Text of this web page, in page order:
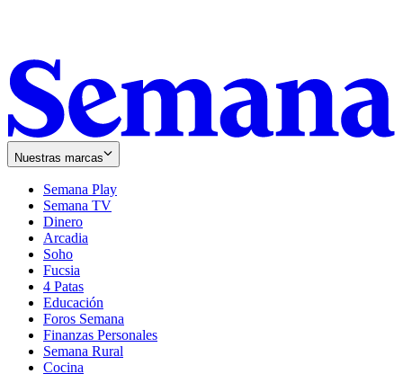
Nuestras marcas
Semana Play
Semana TV
Dinero
Arcadia
Soho
in
new
window
Fucsia
in
new
window
4 Patas
Educación
Foros Semana
Finanzas Personales
Semana Rural
Cocina